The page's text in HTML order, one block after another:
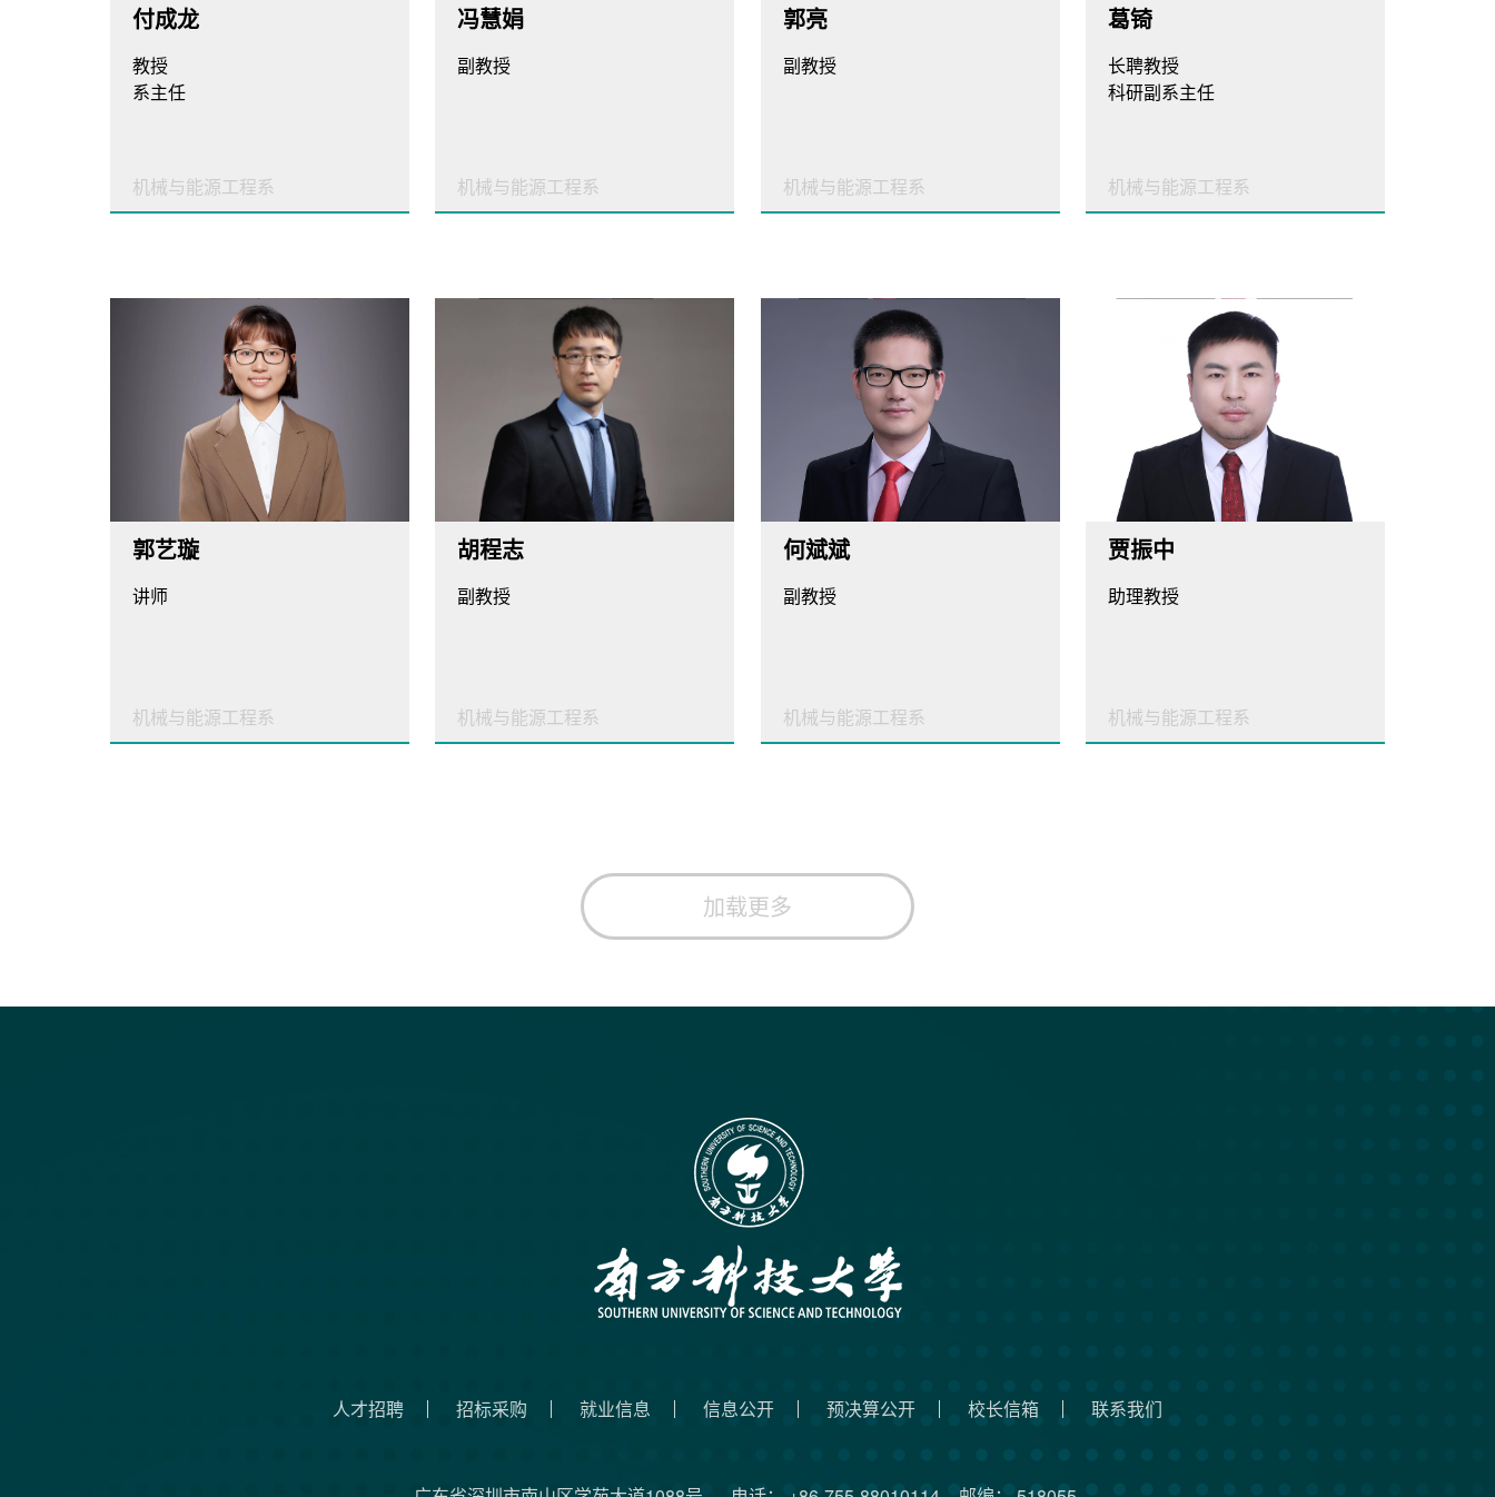
付成龙
教授
系主任
机械与能源工程系
冯慧娟
副教授
机械与能源工程系
郭亮
副教授
机械与能源工程系
葛锜
长聘教授
科研副系主任
机械与能源工程系
郭艺璇
讲师
机械与能源工程系
胡程志
副教授
机械与能源工程系
何斌斌
副教授
机械与能源工程系
贾振中
助理教授
机械与能源工程系
加载更多
人才招聘 招标采购 就业信息 信息公开 预决算公开 校长信箱 联系我们